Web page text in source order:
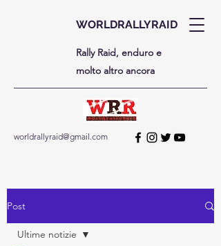
WORLDRALLYRAID
Rally Raid, enduro e
molto altro ancora
worldrallyraid@gmail.com
Post
Ultime notizie